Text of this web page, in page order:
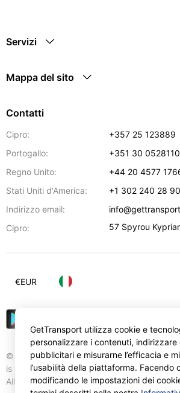
Servizi
Mappa del sito
Contatti
Cipro:
+357 25 123889
Portogallo:
+351 30 0528110
Regno Unito:
+44 20 4577
Stati Uniti d'America:
+1 302 240 28 90
Indirizzo email:
Cipro:
57 Spyrou
© Gettransport International Limited.
is trademark of Gettransport International
All rights reserved.
€EUR
GetTransport utilizza cookie e
personalizzare i contenuti, indirizzare
pubblicitari e misurarne l’efficacia e
l’usabilità della piattaforma. Facendo
modificando le impostazioni dei